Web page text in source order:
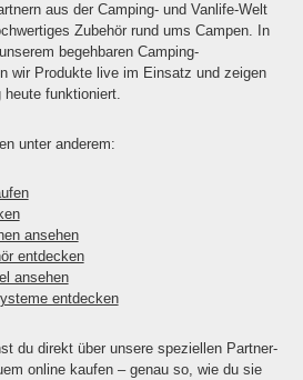
aus der Camping- und Vanlife-Welt
Zubehör rund ums Campen. In
begehbaren Camping-
wir Produkte live im Einsatz und zeigen
heute funktioniert.
unter anderem:
ansehen
entdecken
ansehen
entdecken
du direkt über unsere speziellen Partner-
online kaufen – genau so, wie du sie